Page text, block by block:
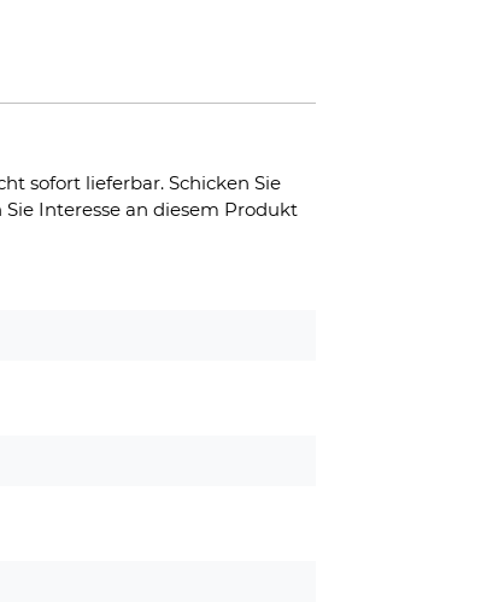
sofort lieferbar. Schicken Sie
Interesse an diesem Produkt